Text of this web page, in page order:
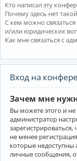
Кто написал эту
Почему здесь нет
С кем можно
и/или юридических
Как мне связаться с
Вход на
Зачем мне
Вы можете этого и не
администратор
не менее
которые
личные сообщения,